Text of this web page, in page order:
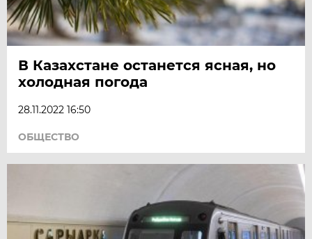
В Казахстане останется ясная, но
холодная погода
28.11.2022 16:50
ОБЩЕСТВО